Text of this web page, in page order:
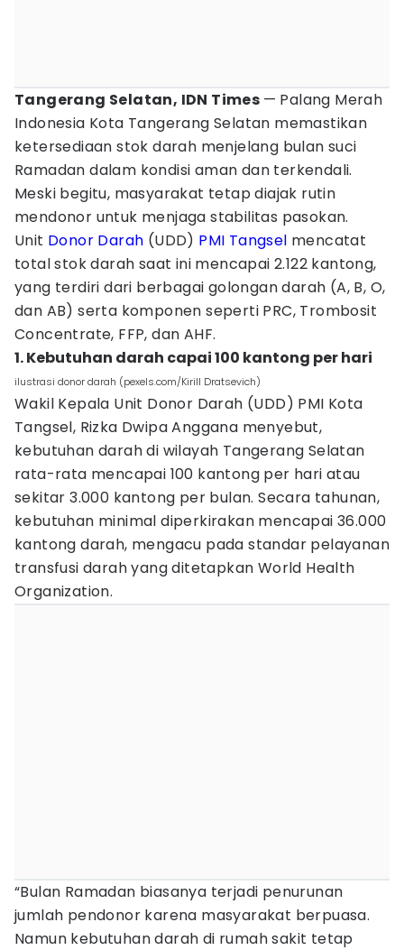
Tangerang Selatan, IDN Times — Palang Merah
Indonesia Kota Tangerang Selatan memastikan
ketersediaan stok darah menjelang bulan suci
Ramadan dalam kondisi aman dan terkendali.
Meski begitu, masyarakat tetap diajak rutin
mendonor untuk menjaga stabilitas pasokan.
Unit Donor Darah (UDD) PMI Tangsel mencatat
total stok darah saat ini mencapai 2.122 kantong,
yang terdiri dari berbagai golongan darah (A, B, O,
dan AB) serta komponen seperti PRC, Trombosit
Concentrate, FFP, dan AHF.
1. Kebutuhan darah capai 100 kantong per hari
ilustrasi donor darah (pexels.com/Kirill Dratsevich)
Wakil Kepala Unit Donor Darah (UDD) PMI Kota
Tangsel, Rizka Dwipa Anggana menyebut,
kebutuhan darah di wilayah Tangerang Selatan
rata-rata mencapai 100 kantong per hari atau
sekitar 3.000 kantong per bulan. Secara tahunan,
kebutuhan minimal diperkirakan mencapai 36.000
kantong darah, mengacu pada standar pelayanan
transfusi darah yang ditetapkan World Health
Organization.
“Bulan Ramadan biasanya terjadi penurunan
jumlah pendonor karena masyarakat berpuasa.
Namun kebutuhan darah di rumah sakit tetap